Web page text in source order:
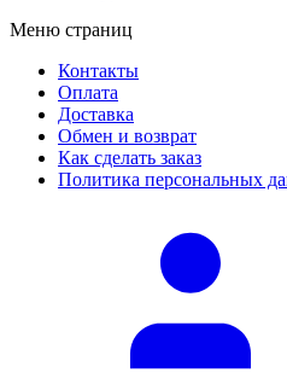
Меню страниц
Контакты
Оплата
Доставка
Обмен и возврат
Как сделать заказ
Политика персональных